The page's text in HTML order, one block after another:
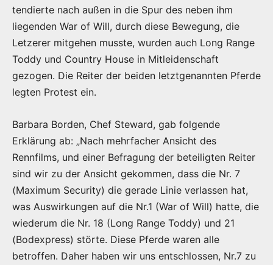
tendierte nach außen in die Spur des neben ihm
liegenden War of Will, durch diese Bewegung, die
Letzerer mitgehen musste, wurden auch Long Range
Toddy und Country House in Mitleidenschaft
gezogen. Die Reiter der beiden letztgenannten Pferde
legten Protest ein.
Barbara Borden, Chef Steward, gab folgende
Erklärung ab: „Nach mehrfacher Ansicht des
Rennfilms, und einer Befragung der beteiligten Reiter
sind wir zu der Ansicht gekommen, dass die Nr. 7
(Maximum Security) die gerade Linie verlassen hat,
was Auswirkungen auf die Nr.1 (War of Will) hatte, die
wiederum die Nr. 18 (Long Range Toddy) und 21
(Bodexpress) störte. Diese Pferde waren alle
betroffen. Daher haben wir uns entschlossen, Nr.7 zu